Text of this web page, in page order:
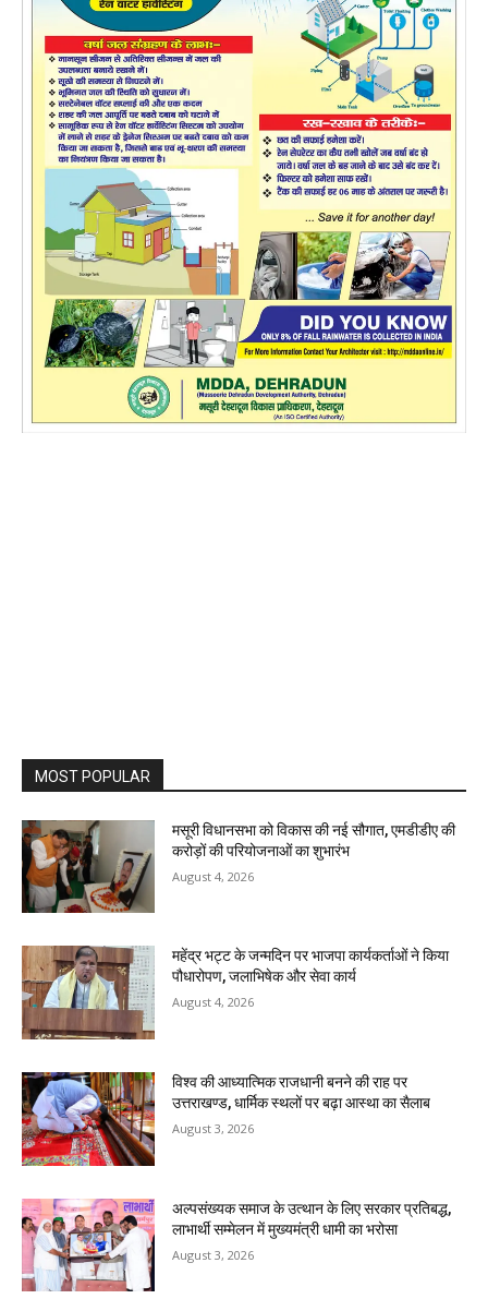
MOST POPULAR
मसूरी विधानसभा को विकास की नई सौगात, एमडीडीए की
करोड़ों की परियोजनाओं का शुभारंभ
August 4, 2026
महेंद्र भट्ट के जन्मदिन पर भाजपा कार्यकर्ताओं ने किया
पौधारोपण, जलाभिषेक और सेवा कार्य
August 4, 2026
विश्व की आध्यात्मिक राजधानी बनने की राह पर
उत्तराखण्ड, धार्मिक स्थलों पर बढ़ा आस्था का सैलाब
August 3, 2026
अल्पसंख्यक समाज के उत्थान के लिए सरकार प्रतिबद्ध,
लाभार्थी सम्मेलन में मुख्यमंत्री धामी का भरोसा
August 3, 2026